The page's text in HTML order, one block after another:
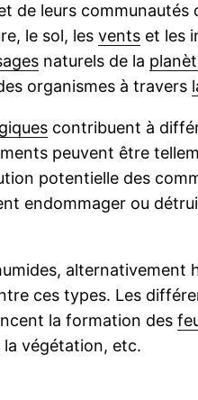
de leurs communautés
le sol, les vents et les
naturels de la
organismes à travers
contribuent à
peuvent être
potentielle des
endommager ou
alternativement
ces types. Les
la formation des
végétation, etc.